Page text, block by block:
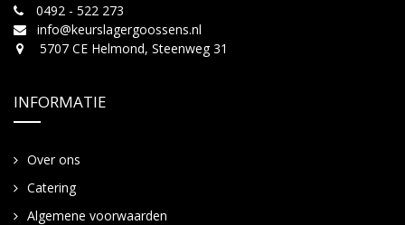
0492 - 522 273
info@keurslagergoossens.nl
5707 CE Helmond, Steenweg 31
INFORMATIE
Over ons
Catering
Algemene voorwaarden